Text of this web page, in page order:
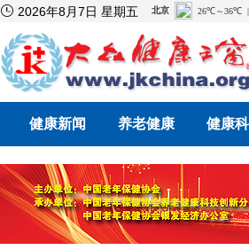
 2026年8月7日 星期五
健康新闻 养老健康 健康